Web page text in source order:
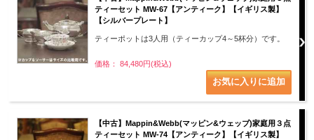
ティーセット MW-67【アンティーク】【イギリス製】
【シルバープレート】
ティーポットは3人用（ティーカップ4～5杯分）です。
価格： 84,480円(税込)
【中古】Mappin&Webb(マッピン&ウェッブ)家庭用３点
ティーセット MW-74【アンティーク】【イギリス製】